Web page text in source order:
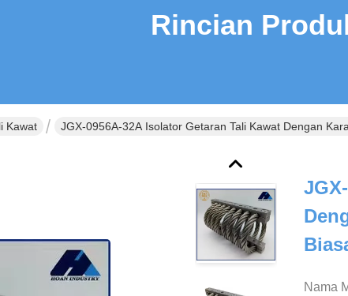
Rincian
Kawat JGX-0956A-32A Isolator Getaran Tali Kawat Dengan
Nama